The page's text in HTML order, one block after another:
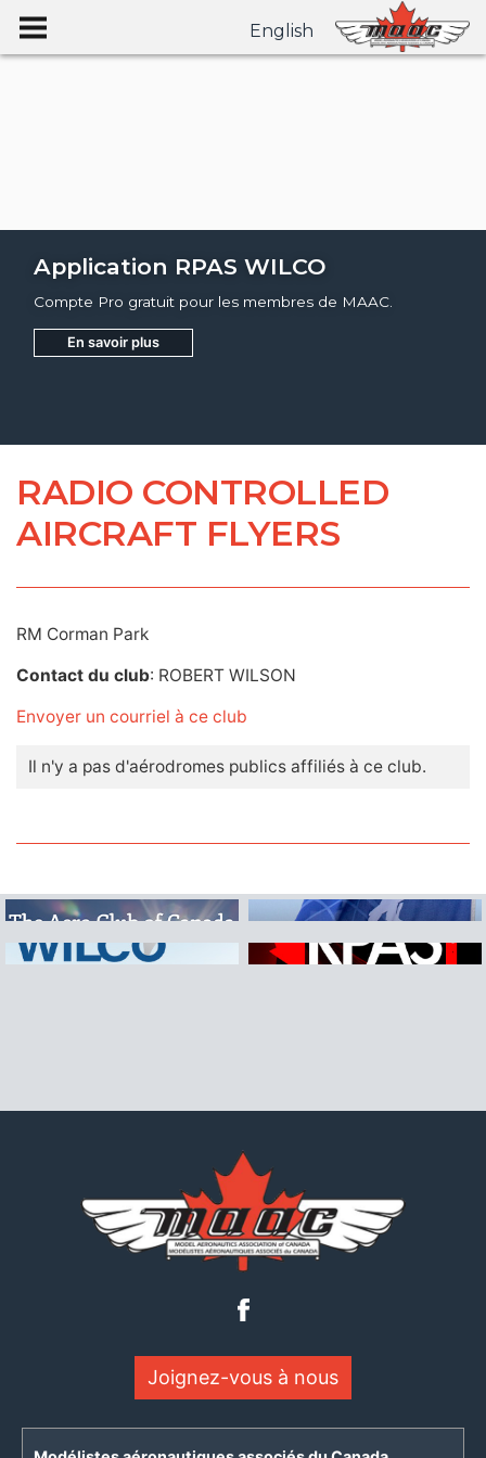
English
Application RPAS WILCO
Compte Pro gratuit pour les membres de MAAC.
En savoir plus
RADIO CONTROLLED
AIRCRAFT FLYERS
RM Corman Park
Contact du club: ROBERT WILSON
Envoyer un courriel à ce club
Il n'y a pas d'aérodromes publics affiliés à ce club.
Joignez-vous à nous